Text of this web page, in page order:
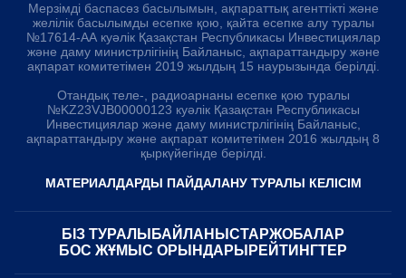
Мерзімді баспасөз басылымын, ақпараттық агенттікті және
желілік басылымды есепке қою, қайта есепке алу туралы
№17614-АА куәлік Қазақстан Республикасы Инвестициялар
және даму министрлігінің Байланыс, ақпараттандыру және
ақпарат комитетімен 2019 жылдың 15 наурызында берілді.
Отандық теле-, радиоарнаны есепке қою туралы
№KZ23VJB00000123 куәлік Қазақстан Республикасы
Инвестициялар және даму министрлігінің Байланыс,
ақпараттандыру және ақпарат комитетімен 2016 жылдың 8
қыркүйегінде берілді.
МАТЕРИАЛДАРДЫ ПАЙДАЛАНУ ТУРАЛЫ КЕЛІСІМ
БІЗ ТУРАЛЫ БАЙЛАНЫСТАРЖОБАЛАР
БОС ЖҰМЫС ОРЫНДАРЫ РЕЙТИНГТЕР